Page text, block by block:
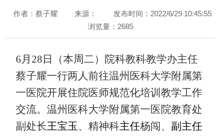
作者：蔡子耀 来源：
发布时间：2022/6/29 10:45:55
浏览量：2685
6 月 28 日（本周二）院科教科教学办主任
蔡子耀一行两人前往温州医科大学附属第
一医院开展住院医师规范化培训教学工作
交流。温州医科大学附属第一医院教育处
副处长王宝玉、精神科主任杨闯、 副主任